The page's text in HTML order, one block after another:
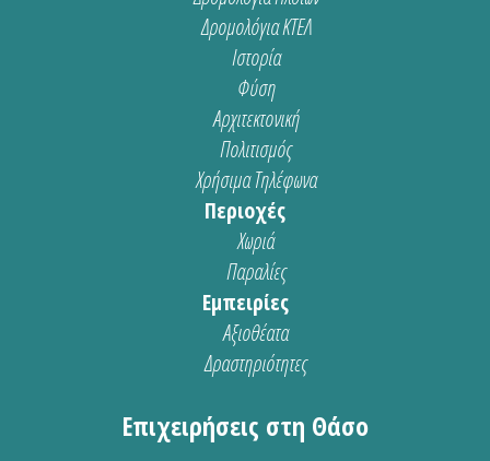
Δρομολόγια ΚΤΕΛ
Ιστορία
Φύση
Αρχιτεκτονική
Πολιτισμός
Χρήσιμα Τηλέφωνα
Περιοχές
Χωριά
Παραλίες
Εμπειρίες
Αξιοθέατα
Δραστηριότητες
Επιχειρήσεις στη Θάσο